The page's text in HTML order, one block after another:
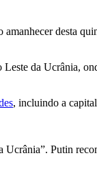
desta
da Ucrânia,
, incluindo a
Putin